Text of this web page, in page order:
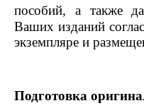
пособий,
а также
Ваших изданий
экземпляре и
Подготовка